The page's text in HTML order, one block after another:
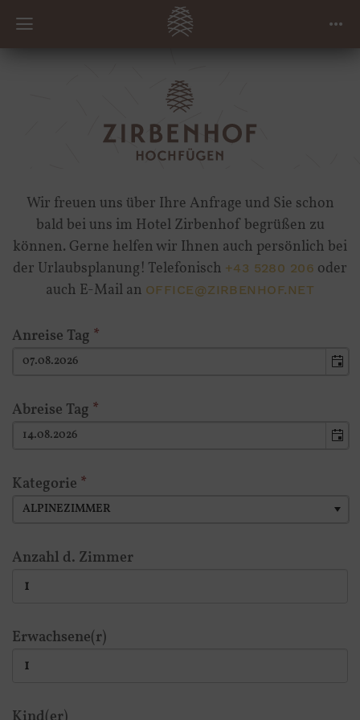
Wir freuen uns über Ihre Anfrage und Sie schon
bald bei uns im Hotel Zirbenhof begrüßen zu
können. Gerne helfen wir Ihnen auch persönlich bei
der Urlaubsplanung! Telefonisch +43 5280 206 oder
auch E-Mail an OFFICE@ZIRBENHOF.NET
Anreise Tag *
Abreise Tag *
Kategorie *
ALPINEZIMMER
Anzahl d. Zimmer
Erwachsene(r)